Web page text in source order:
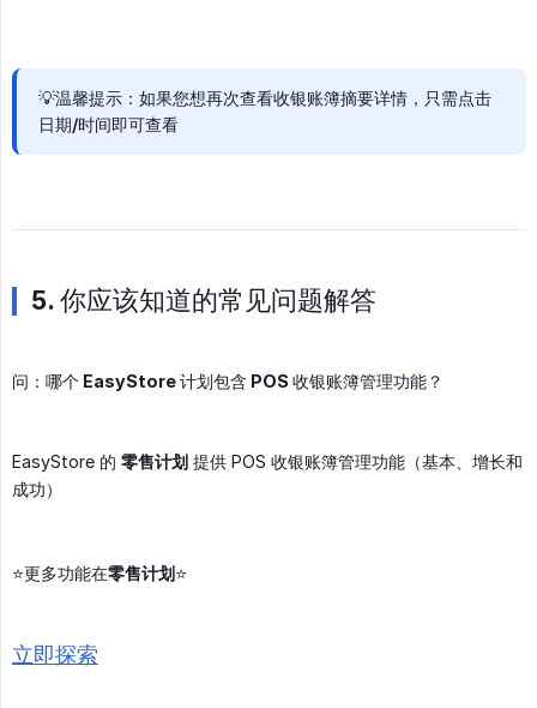
💡温馨提示：如果您想再次查看收银账簿摘要详情，只需点击
日期/时间即可查看
5. 你应该知道的常见问题解答
问：哪个 EasyStore 计划包含 POS 收银账簿管理功能？
EasyStore 的 零售计划 提供 POS 收银账簿管理功能（基本、增长和
成功）
⭐️更多功能在零售计划⭐️
立即探索